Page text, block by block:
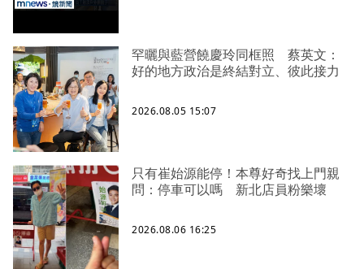
罕曬與藍營饒慶玲同框照 蔡英文：
好的地方政治是終結對立、彼此接力
2026.08.05 15:07
只有崔始源能停！本尊好奇找上門親
問：停車可以嗎 新北店員粉樂壞
2026.08.06 16:25